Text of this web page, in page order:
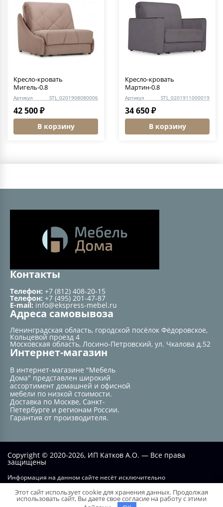
Кресло-кровать
Мигель-0.8
Артикул STL_0201908080006
42 500 ₽
В корзину
Кресло-кровать
Мартин-0.8
Артикул STL_0201911000019
34 650 ₽
В корзину
Контакты
Телефон: +7 (812) 408-20-15
Телефон: +7 (495) 201-47-87
E-mail: info@ekspress-mebel.ru
Адреса самовывоза
Ленинградская область, городской посёлок Фёдоровское,
Кольцевой проезд 4
Московская область, Лосино-Петровский, ул. Чкалова д.52
Интернет-магазин
В интернет-магазине "Мебель
Дома" представлен широкий
ассортимент домашней и офисной
мебели по низкой стоимости.
Доставка по Москве, Санкт-
Петербурге и регионам России.
Гарантия от производителя.
Copyright © 2020-2026, ИП Катков А.О. — Все права
защищены
Информация на данном сайте несёт исключительно
публичной офертой, определяемой положением статьи №437 ГК РФ.
Этот сайт использует cookie для хранения данных. Продолжая
использовать сайт, Вы даете свое согласие на работу с этими